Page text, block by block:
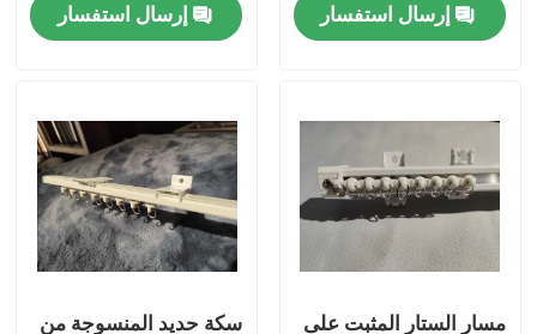
رقابة جودة
اطلب اقتباس
ملابس الموضة المستعملة
ملابس الاطفال الابتدائية
إرسال استفسار
إرسال استفسار
مسار الستار المثبت على سكة حديد المنسوجة من